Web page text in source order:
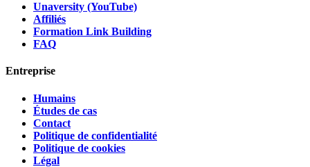
Unaversity (YouTube)
Affiliés
Formation Link Building
FAQ
Entreprise
Humains
Études de cas
Contact
Politique de confidentialité
Politique de cookies
Légal